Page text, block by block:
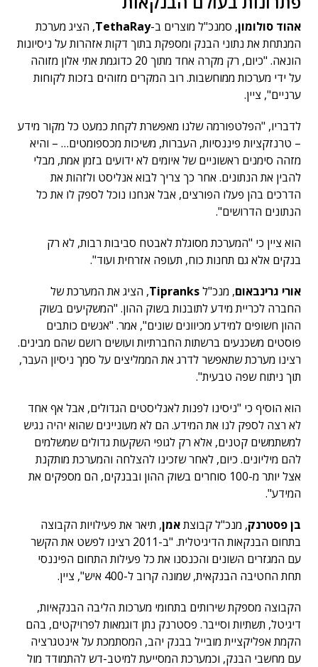
אהוד סולומון, סמנכ"ל מוצרים ב-TethaRay, הציג מערכת
המנתחת את נתוני הבנק ומספקת בתוך דקות אזהרות על ניסיונות
הונאה. "כיום, רק מקרה אחד מתוך 20 כדוגמת אתי אלון מזוהה
על ידי מערכות ממוחשבות. רוב המקרים מזוהים בזכות לקוחות
ערניים", ציין.
לדבריו, "הפלטפורמה שלנו מאפשרת לקחת כמעט כל מקור מידע
– טרנזקציות פיננסיות, העברות, משיכות מכספומטים… – והיא
מזהה סימנים ראשוניים של איומים לא ידועים בזמן אמת, מבלי
להבין את הנתונים. אחר כך צריך לבוא אנליסט ולזהות את
הדרכים בהן פעלו הפורצים, אבל אנחנו נוכל לספק לו את כל
הנתונים הדרושים".
הוא ציין כי "המערכת מסוגלת לאבטח סביבות רבות, לא רק
בנקים אלא גם תחנות כוח, תעופה אזרחית ועוד".
אורי גרינבאום, מנכ"לTipranks, הציג את המערכת של
החברה לכריית מידע לתובנות בשוק ההון. "המשקיעים בשוק
ההון חשופים למידע מכיוונים שונים", אמר. "אנשים כותבים
פוסטים משכנעים ברשתות החברתיות ועושים רושם שהם מבינים.
רצינו מערכת שתאפשר לדרג את הממליצים על סמך ניסיון העבר,
תוך ניתוח שפה טבעית".
הוא הוסיף כי "ניסינו לפנות לאנליסטים הגדולים, אבל אף אחד
לא רצה לספק לנו את המידע. הם לא מעוניינים שהוא יהיה נגיש
למשתמשים קטנים, אלא רק לגופי השקעות גדולים שמשלמים
להם מיליונים. כיום, לאחר שזכינו להצלחה והמערכת מותקנת
אצל יותר מ-100 סוחרים בשוק ההון ובבנקים, הם מספקים את
המידע".
בן פסטרנק, מנכ"ל קבוצתאמן, תיאר את פעילויות הקבוצה
בתחום הבנקאות הדיגיטלית. "ב-2011 רצינו לפשט את הקשר
עם המגזרים השונים והכנסנו את כל פעילות התחום הפיננסי
תחת החטיבה הבנקאית, שמונה קרוב ל-400 איש", ציין.
הקבוצה מספקת שירותים בתחומי מערכות הליבה הבנקאיות,
דיגיטל, תשתיות וסייבר. פסטרנק נתן דוגמאות לפרויקטים, בהם
הקמת אפליקציית מובייל בבנק יהב, המסתמכת על אינטגרציה
עם מחשבי הבנק, וכמערכת המסייעת למיטב-דש להתמודד מול